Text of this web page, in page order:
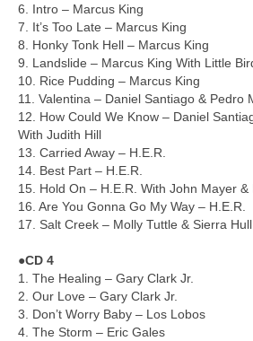
6. Intro – Marcus King
7. It’s Too Late – Marcus King
8. Honky Tonk Hell – Marcus King
9. Landslide – Marcus King With Little
10. Rice Pudding – Marcus King
11. Valentina – Daniel Santiago & Pedro
12. How Could We Know – Daniel
With Judith Hill
13. Carried Away – H.E.R.
14. Best Part – H.E.R.
15. Hold On – H.E.R. With John Mayer &
16. Are You Gonna Go My Way – H.E.R.
17. Salt Creek – Molly Tuttle & Sierra Hull
●CD 4
1. The Healing – Gary Clark Jr.
2. Our Love – Gary Clark Jr.
3. Don’t Worry Baby – Los Lobos
4. The Storm – Eric Gales